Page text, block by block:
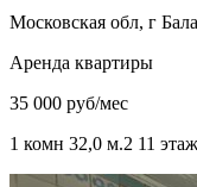
Московская обл, г
Аренда квартиры
35 000 руб/мес
1 комн 32,0 м.2 11 этаж